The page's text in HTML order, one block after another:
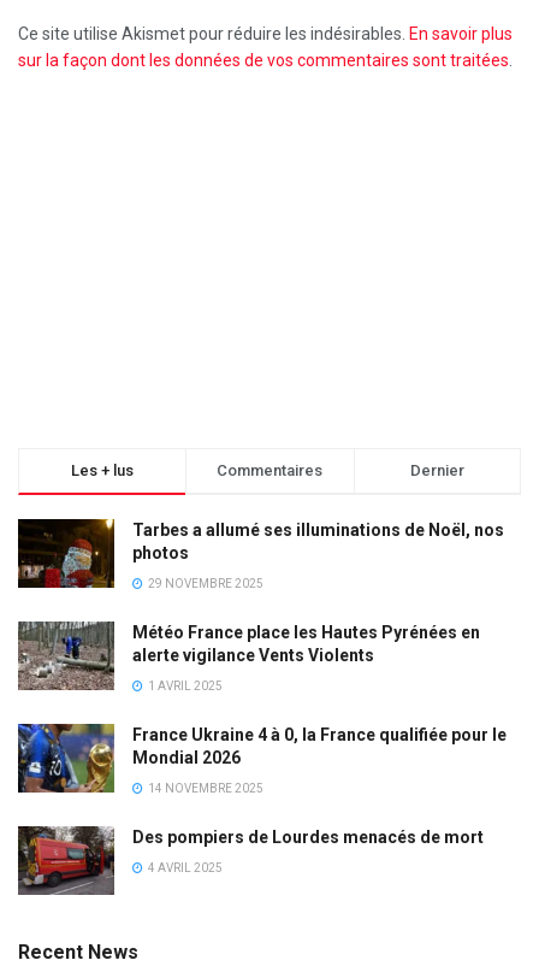
Ce site utilise Akismet pour réduire les indésirables. En savoir plus
sur la façon dont les données de vos commentaires sont traitées.
Les + lus Commentaires Dernier
Tarbes a allumé ses illuminations de Noël, nos
photos
29 NOVEMBRE 2025
Météo France place les Hautes Pyrénées en
alerte vigilance Vents Violents
1 AVRIL 2025
France Ukraine 4 à 0, la France qualifiée pour le
Mondial 2026
14 NOVEMBRE 2025
Des pompiers de Lourdes menacés de mort
4 AVRIL 2025
Recent News